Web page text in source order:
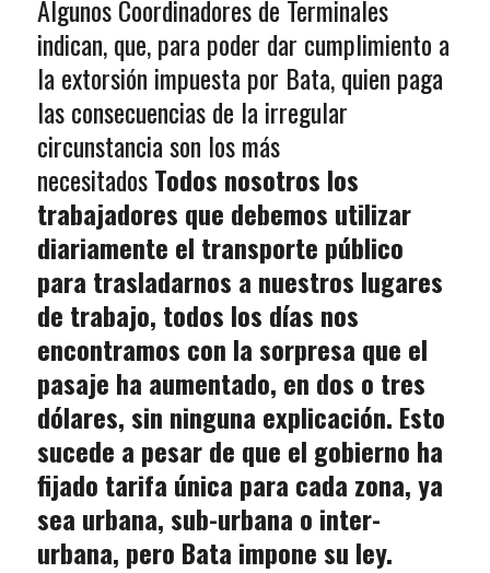
Algunos Coordinadores de Terminales
indican, que, para poder dar cumplimiento a
la extorsión impuesta por Bata, quien paga
las consecuencias de la irregular
circunstancia son los más
necesitadosTodos nosotros los
trabajadores que debemos utilizar
diariamente el transporte público
para trasladarnos a nuestros lugares
de trabajo, todos los días nos
encontramos con la sorpresa que el
pasaje ha aumentado, en dos o tres
dólares, sin ninguna explicación. Esto
sucede a pesar de que el gobierno ha
fijado tarifa única para cada zona, ya
sea urbana, sub-urbana o inter-
urbana, pero Bata impone su ley.